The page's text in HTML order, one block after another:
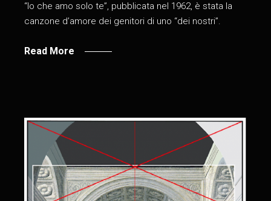
“Io che amo solo te”, pubblicata nel 1962, è stata la
canzone d’amore dei genitori di uno “dei nostri”.
Read More